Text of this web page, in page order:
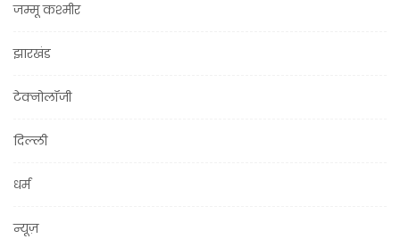
जम्मू कश्मीर
झारखंड
टेक्नोलॉजी
दिल्ली
धर्म
न्यूज़